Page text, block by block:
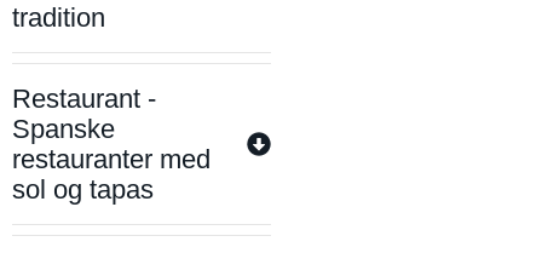
tradition
Restaurant -
Spanske
restauranter med
sol og tapas